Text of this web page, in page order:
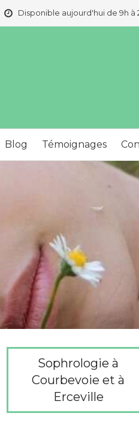
Disponible aujourd'hui de 9h à
Blog Témoignages
Sophrologie à
Courbevoie et à
Erceville